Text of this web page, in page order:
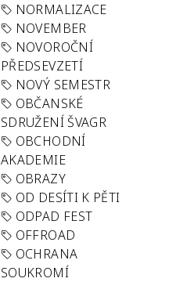
NORMALIZACE
NOVEMBER
NOVOROČNÍ
PŘEDSEVZETÍ
NOVÝ SEMESTR
OBČANSKÉ
SDRUŽENÍ ŠVAGR
OBCHODNÍ
AKADEMIE
OBRAZY
OD DESÍTI K PĚTI
ODPAD FEST
OFFROAD
OCHRANA
SOUKROMÍ